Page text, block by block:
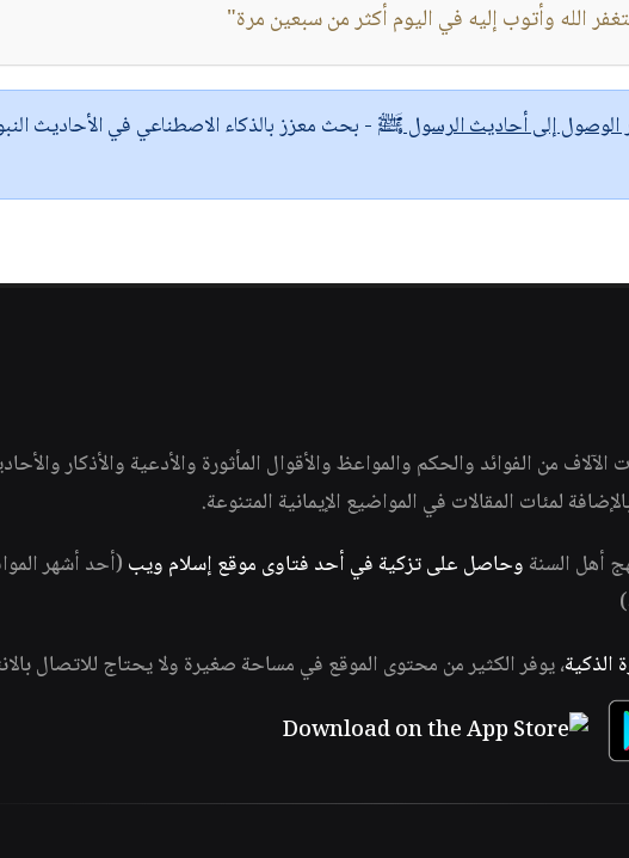
الله وأتوب إليه في اليوم أكثر من سبعين مرة"
الوصول إلى أحاديث الرسول ﷺ - بحث معزز بالذكاء الاصطناعي في الأحاديث
من الفوائد والحكم والمواعظ والأقوال المأثورة والأدعية والأذكار
لمئات المقالات في المواضيع الإيمانية المتنوعة.
أهل السنة وحاصل على تزكية في أحد فتاوى موقع إسلام ويب (أحد أشهر
الذكية، يوفر الكثير من محتوى الموقع في مساحة صغيرة ولا يحتاج للاتصال